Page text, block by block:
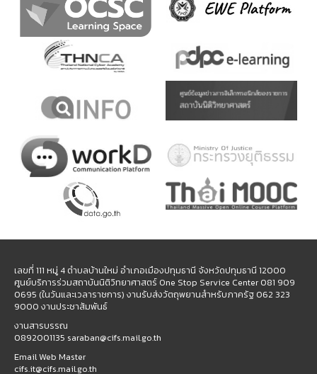
เลขที่ 111 หมู่ 4 ตำบลบ้านใหม่ อำเภอเมืองปทุมธานี จังหวัดปทุมธานี 12000
ศูนย์บริการร่วมสถาบันนิติวิทยาศาสตร์ One Stop Service Center 081 909
0695 (ในวันและเวลาราชการ) งานรับส่งวัตถุพยานสำหรับภาครัฐ 062 323
9000 งานประชาสัมพันธ์
งานสารบรรณ
0892001135 saraban@cifs.mail.go.th
Email Web Master
cifs.it@cifs.mail.go.th